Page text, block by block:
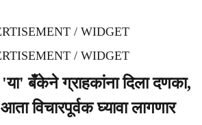
/ WIDGET
/ WIDGET
बँकेने ग्राहकांना दिला दणका,
विचारपूर्वक घ्यावा लागणार